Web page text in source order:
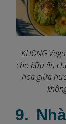
KHONG
cho bữa ăn
hòa giữa
9.